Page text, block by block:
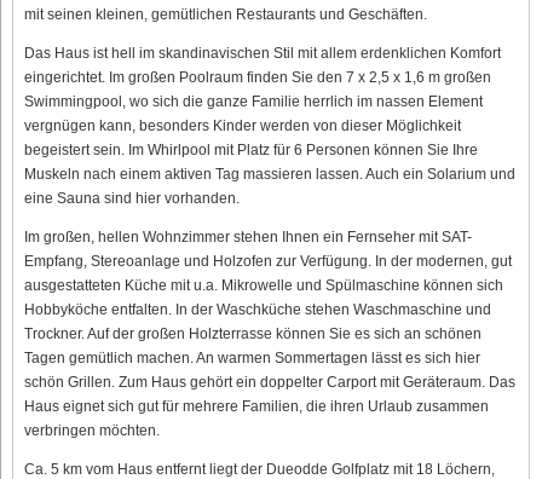
mit seinen kleinen, gemütlichen Restaurants und Geschäften.
Das Haus ist hell im skandinavischen Stil mit allem erdenklichen Komfort
eingerichtet. Im großen Poolraum finden Sie den 7 x 2,5 x 1,6 m großen
Swimmingpool, wo sich die ganze Familie herrlich im nassen Element
vergnügen kann, besonders Kinder werden von dieser Möglichkeit
begeistert sein. Im Whirlpool mit Platz für 6 Personen können Sie Ihre
Muskeln nach einem aktiven Tag massieren lassen. Auch ein Solarium und
eine Sauna sind hier vorhanden.
Im großen, hellen Wohnzimmer stehen Ihnen ein Fernseher mit SAT-
Empfang, Stereoanlage und Holzofen zur Verfügung. In der modernen, gut
ausgestatteten Küche mit u.a. Mikrowelle und Spülmaschine können sich
Hobbyköche entfalten. In der Waschküche stehen Waschmaschine und
Trockner. Auf der großen Holzterrasse können Sie es sich an schönen
Tagen gemütlich machen. An warmen Sommertagen lässt es sich hier
schön Grillen. Zum Haus gehört ein doppelter Carport mit Geräteraum. Das
Haus eignet sich gut für mehrere Familien, die ihren Urlaub zusammen
verbringen möchten.
Ca. 5 km vom Haus entfernt liegt der Dueodde Golfplatz mit 18 Löchern,